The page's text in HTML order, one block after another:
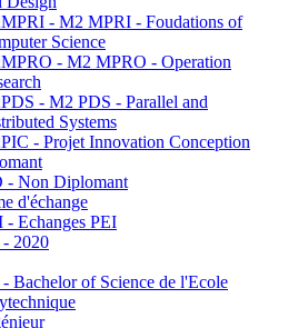
- M2 MPRI - Foudations of
Science
- M2 MPRO - Operation
- M2 PDS - Parallel and
Systems
- Projet Innovation Conception
- Non Diplomant
d'échange
- Echanges PEI
- 2020
Bachelor of Science de l'Ecole